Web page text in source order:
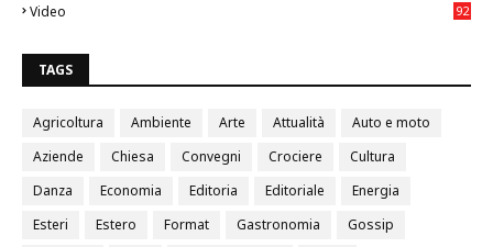
Video
92
TAGS
Agricoltura Ambiente Arte Attualità
Auto e moto
Aziende
Chiesa Convegni Crociere
Cultura
Danza
Economia Editoria Editoriale
Energia
Esteri
Estero Format Gastronomia
Gossip